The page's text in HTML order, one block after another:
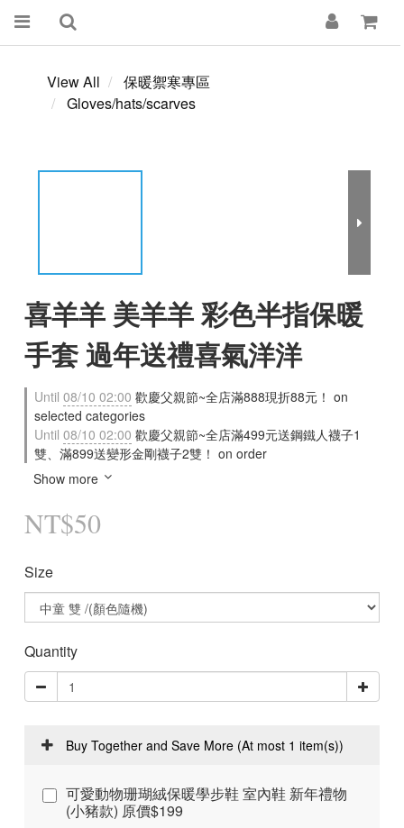
View All
保暖禦寒專區
Gloves/hats/scarves
喜羊羊 美羊羊 彩色半指保暖
手套 過年送禮喜氣洋洋
Until 08/10 02:00 歡慶父親節~全店滿888現折88元！ on
selected categories
Until 08/10 02:00 歡慶父親節~全店滿499元送鋼鐵人襪子1
雙、滿899送變形金剛襪子2雙！ on order
Show more
NT$50
Size
Quantity
Buy Together and Save More (At most 1 item(s))
可愛動物珊瑚絨保暖學步鞋 室內鞋 新年禮物
(小豬款) 原價$199